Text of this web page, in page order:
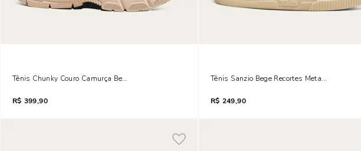
Tênis Chunky Couro Camurça Bege Vanilla
R$ 399,90
Tênis Sanzio Bege Recortes Metalizados
R$ 249,90